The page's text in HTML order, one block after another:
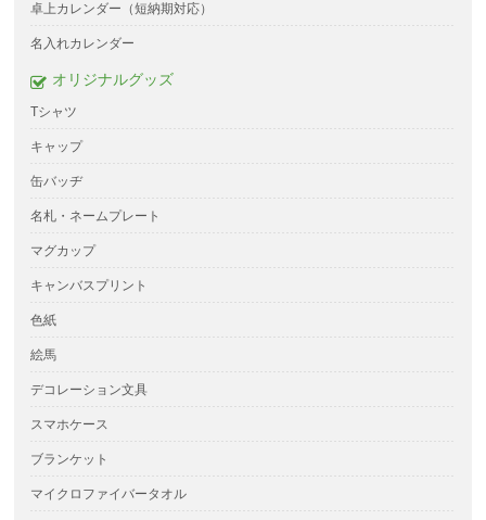
卓上カレンダー（短納期対応）
名入れカレンダー
オリジナルグッズ
Tシャツ
キャップ
缶バッヂ
名札・ネームプレート
マグカップ
キャンバスプリント
色紙
絵馬
デコレーション文具
スマホケース
ブランケット
マイクロファイバータオル